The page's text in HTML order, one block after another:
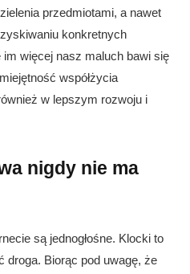
przedmiotami, a nawet
konkretnych
więcej nasz maluch bawi się
współżycia
w lepszym rozwoju i
nigdy nie ma
są jednogłośne. Klocki to
droga. Biorąc pod uwagę, że